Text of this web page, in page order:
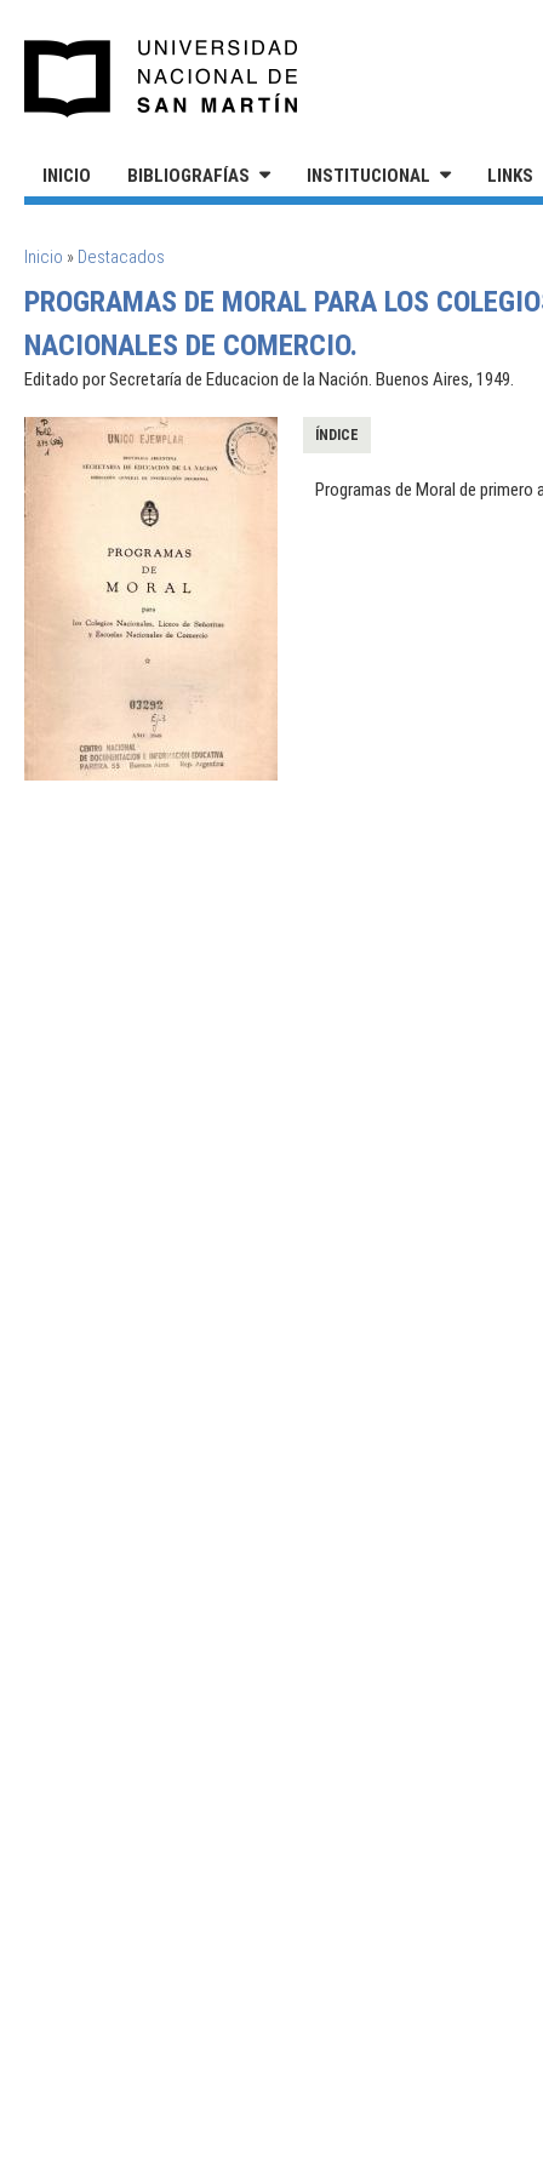
INICIO BIBLIOGRAFÍAS INSTITUCIONAL LINKS
SE ENCUENTRA USTED AQUÍ
Inicio » Destacados
PROGRAMAS DE MORAL PARA LOS
NACIONALES DE COMERCIO.
Editado por Secretaría de Educacion de la Nación. Buenos Aires, 1949.
ÍNDICE
Programas de Moral de primero